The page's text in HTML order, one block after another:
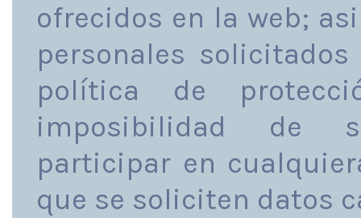
ofrecidos en la web;
personales
política de
imposibilidad de
participar en
que se soliciten datos